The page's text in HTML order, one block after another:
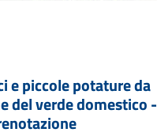
e piccole potature da
del verde domestico -